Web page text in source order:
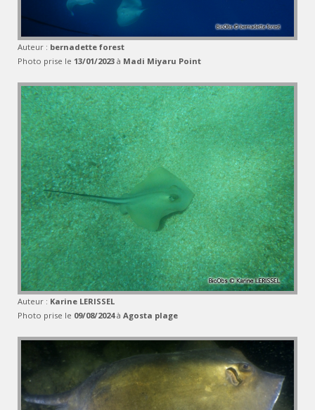
Auteur : bernadette forest
Photo prise le 13/01/2023 à Madi Miyaru Point
Auteur : Karine LERISSEL
Photo prise le 09/08/2024à Agosta plage